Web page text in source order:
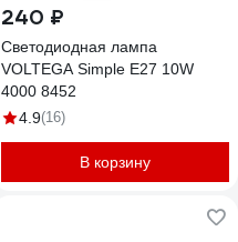
240 ₽
Светодиодная лампа
VOLTEGA Simple E27 10W
4000 8452
4.9(16)
В корзину